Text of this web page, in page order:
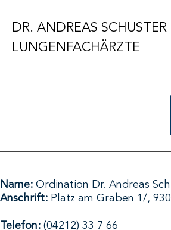
DR. ANDREAS
LUNGENFACHÄRZTE
Name: Ordination Dr. Andreas
Anschrift: Platz am Graben 1/,
Telefon: (04212) 33 7 66